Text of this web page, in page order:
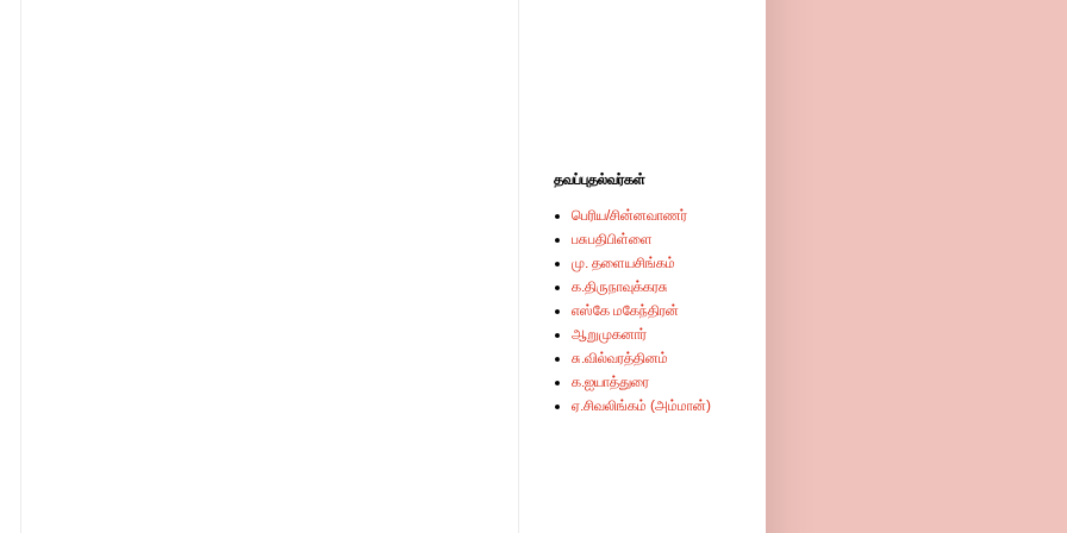
தவப்புதல்வர்கள்
பெரிய/சின்னவாணர்
பசுபதிபிள்ளை
மு. தளையசிங்கம்
க.திருநாவுக்கரசு
எஸ்கே மகேந்திரன்
ஆறுமுகனார்
சு.வில்வரத்தினம்
க.ஐயாத்துரை
ஏ.சிவலிங்கம் (அம்மான்)